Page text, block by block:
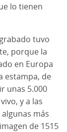
lo tienen
tuvo
porque la
en Europa
estampa, de
unas 5.000
y a las
más
de 1515